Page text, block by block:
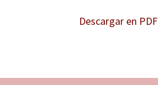
Descargar en PDF